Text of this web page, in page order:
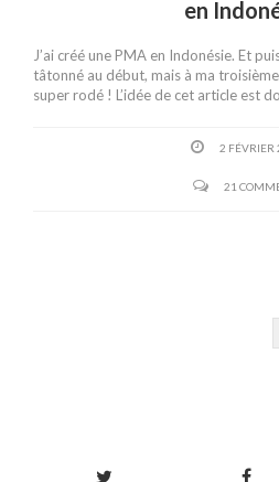
en
J’ai créé une PMA en Indonésie. Et
tâtonné au début, mais à ma
super rodé ! L’idée de cet article est
2 FÉVRIER
21